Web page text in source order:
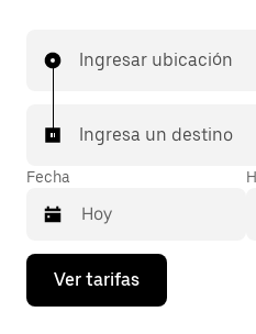
Ingresar ubicación
Ingresa un destino
Fecha
Presiona
flecha
Ver tarifas